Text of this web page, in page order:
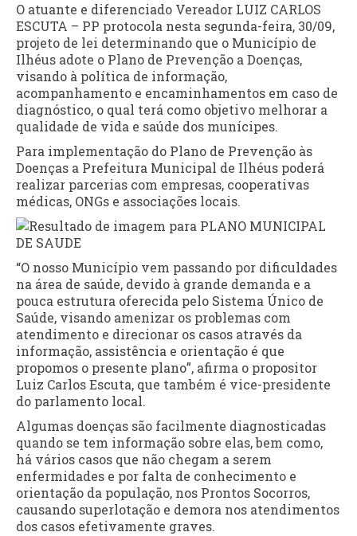
O atuante e diferenciado Vereador LUIZ CARLOS
ESCUTA – PP protocola nesta segunda-feira, 30/09,
projeto de lei determinando que o Município de
Ilhéus adote o Plano de Prevenção a Doenças,
visando à política de informação,
acompanhamento e encaminhamentos em caso de
diagnóstico, o qual terá como objetivo melhorar a
qualidade de vida e saúde dos munícipes.
Para implementação do Plano de Prevenção às
Doenças a Prefeitura Municipal de Ilhéus poderá
realizar parcerias com empresas, cooperativas
médicas, ONGs e associações locais.
“O nosso Município vem passando por dificuldades
na área de saúde, devido à grande demanda e a
pouca estrutura oferecida pelo Sistema Único de
Saúde, visando amenizar os problemas com
atendimento e direcionar os casos através da
informação, assistência e orientação é que
propomos o presente plano”, afirma o propositor
Luiz Carlos Escuta, que também é vice-presidente
do parlamento local.
Algumas doenças são facilmente diagnosticadas
quando se tem informação sobre elas, bem como,
há vários casos que não chegam a serem
enfermidades e por falta de conhecimento e
orientação da população, nos Prontos Socorros,
causando superlotação e demora nos atendimentos
dos casos efetivamente graves.